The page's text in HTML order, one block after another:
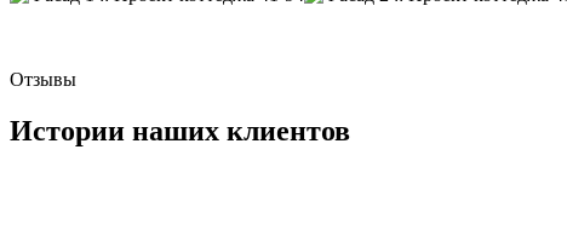
Отзывы
Истории наших клиентов